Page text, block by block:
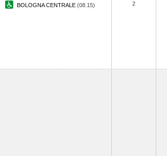
BOLOGNA CENTRALE (08.15) 2